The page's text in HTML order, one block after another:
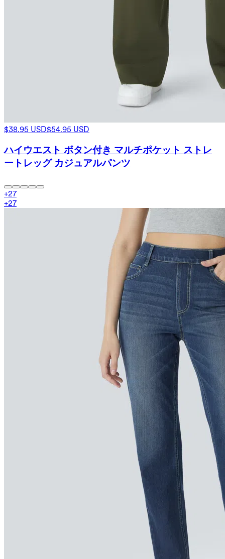
$38.95 USD$54.95 USD
ハイウエスト ボタン付き マルチポケット ストレ
ートレッグ カジュアルパンツ
+27
+27